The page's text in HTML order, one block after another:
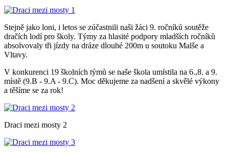
Stejně jako loni, i letos se zúčastnili naši žáci 9. ročníků soutěže
dračích lodí pro školy. Týmy za hlasité podpory mladších ročníků
absolvovaly tři jízdy na dráze dlouhé 200m u soutoku Malše a
Vltavy.
V konkurenci 19 školních týmů se naše škola umístila na 6.,8. a 9.
místě (9.B - 9.A - 9.C). Moc děkujeme za nadšení a skvělé výkony
a těšíme se za rok!
Draci mezi mosty 2